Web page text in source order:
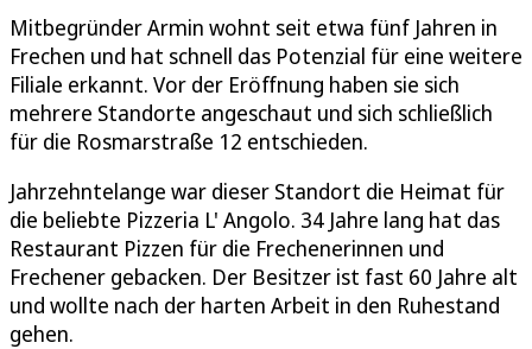
Mitbegründer Armin wohnt seit etwa fünf Jahren in
Frechen und hat schnell das Potenzial für eine weitere
Filiale erkannt. Vor der Eröffnung haben sie sich
mehrere Standorte angeschaut und sich schließlich
für die Rosmarstraße 12 entschieden.
Jahrzehntelange war dieser Standort die Heimat für
die beliebte Pizzeria L' Angolo. 34 Jahre lang hat das
Restaurant Pizzen für die Frechenerinnen und
Frechener gebacken. Der Besitzer ist fast 60 Jahre alt
und wollte nach der harten Arbeit in den Ruhestand
gehen.